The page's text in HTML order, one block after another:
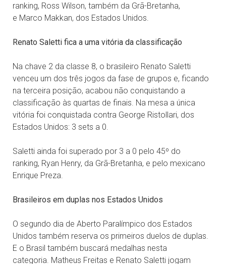
ranking, Ross Wilson, também da Grã-Bretanha,
e Marco Makkan, dos Estados Unidos.
Renato Saletti fica a uma vitória da classificação
Na chave 2 da classe 8, o brasileiro Renato Saletti
venceu um dos três jogos da fase de grupos e, ficando
na terceira posição, acabou não conquistando a
classificação às quartas de finais. Na mesa a única
vitória foi conquistada contra George Ristollari, dos
Estados Unidos: 3 sets a 0.
Saletti ainda foi superado por 3 a 0 pelo 45º do
ranking, Ryan Henry, da Grã-Bretanha, e pelo mexicano
Enrique Preza.
Brasileiros em duplas nos Estados Unidos
O segundo dia de Aberto Paralímpico dos Estados
Unidos também reserva os primeiros duelos de duplas.
E o Brasil também buscará medalhas nesta
categoria. Matheus Freitas e Renato Saletti jogam